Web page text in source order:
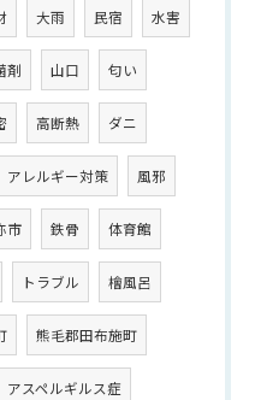
大雨 民宿 水害
剤 山口 匂い
高断熱 ダニ
アレルギー対策 風邪
市 鉄骨 体育館
トラブル 檜風呂
熊毛郡田布施町
アスペルギルス症